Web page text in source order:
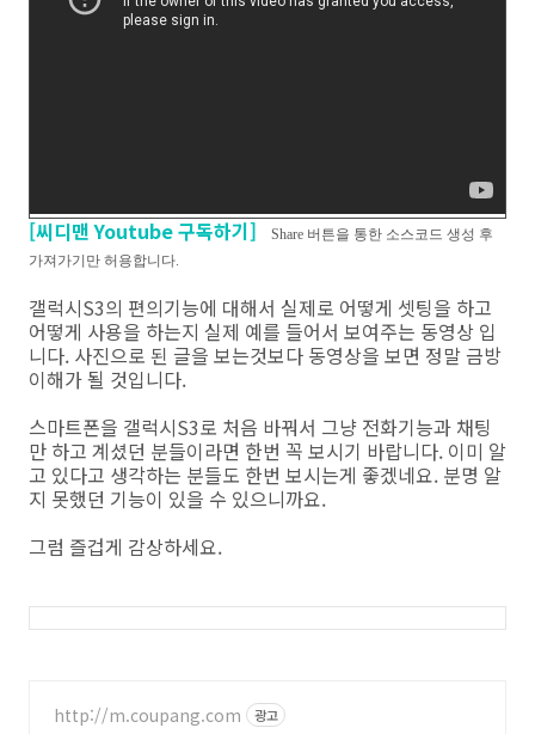
[씨디맨 Youtube 구독하기]
Share 버튼을 통한 소스코드 생성 후
가져가기만 허용합니다.
갤럭시S3의 편의기능에 대해서 실제로 어떻게 셋팅을 하고
어떻게 사용을 하는지 실제 예를 들어서 보여주는 동영상 입
니다. 사진으로 된 글을 보는것보다 동영상을 보면 정말 금방
이해가 될 것입니다.
스마트폰을 갤럭시S3로 처음 바꿔서 그냥 전화기능과 채팅
만 하고 계셨던 분들이라면 한번 꼭 보시기 바랍니다. 이미 알
고 있다고 생각하는 분들도 한번 보시는게 좋겠네요. 분명 알
지 못했던 기능이 있을 수 있으니까요.
그럼 즐겁게 감상하세요.
http://m.coupang.com 광고